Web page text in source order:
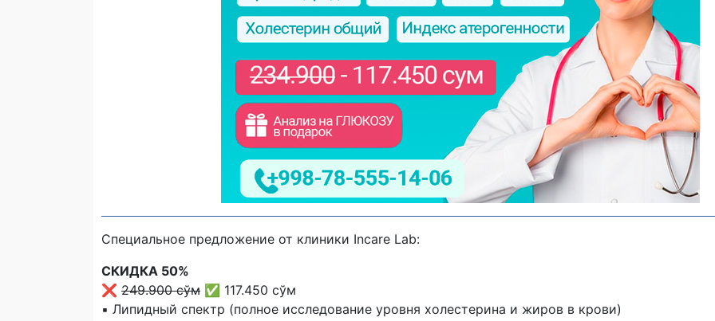
Специальное предложение от клиники Incare Lab:
СКИДКА 50%
❌ 249.900 сўм ✅ 117.450 сўм
▪️ Липидный спектр (полное исследование уровня холестерина и жиров в крови)